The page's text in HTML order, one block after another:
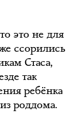
это не для
ссорились
Стаса,
так
ребёнка
роддома.